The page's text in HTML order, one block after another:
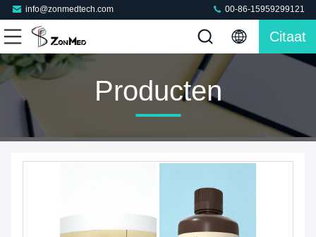
info@zonmedtech.com 00-86-15959299121
Citaat
Producten